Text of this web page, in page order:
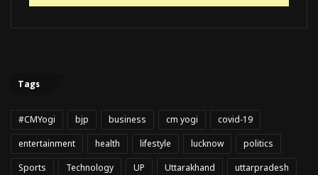
Tags
#CMYogi bjp business cm yogi
covid-19
entertainment
health lifestyle lucknow
politics
Sports
Technology UP Uttarakhand uttarpradesh